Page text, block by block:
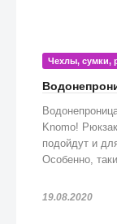
Чехлы, сумки,
Knomo!
подойдут и
Особенно,
19.08.2020